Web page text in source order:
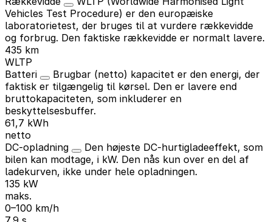
Vehicles Test Procedure) er den europæiske
laboratorietest, der bruges til at vurdere rækkevidde
og forbrug. Den faktiske rækkevidde er normalt lavere.
435 km
WLTP
Batteri
Brugbar (netto) kapacitet er den energi, der
faktisk er tilgængelig til kørsel. Den er lavere end
bruttokapaciteten, som inkluderer en
beskyttelsesbuffer.
61,7 kWh
netto
DC-opladning
Den højeste DC-hurtigladeeffekt, som
bilen kan modtage, i kW. Den nås kun over en del af
ladekurven, ikke under hele opladningen.
135 kW
maks.
0–100 km/h